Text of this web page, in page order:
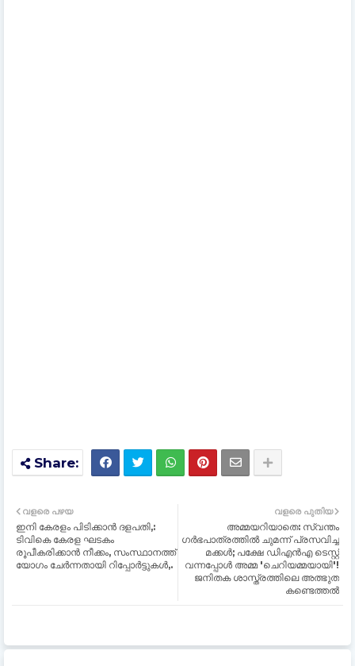
വളരെ പുതിയ
അമ്മയറിയാതെ: സ്വന്തം
ഗര്‍ഭപാത്രത്തില്‍ ചുമന്ന് പ്രസവിച്ച
മക്കള്‍; പക്ഷേ ഡിഎൻഎ ടെസ്റ്റ്
വന്നപ്പോള്‍ അമ്മ 'ചെറിയമ്മയായി'!
ജനിതക ശാസ്ത്രത്തിലെ അത്ഭുത
കണ്ടെത്തൽ
വളരെ പഴയ
ഇനി കേരളം പിടിക്കാൻ ദളപതി,:
ടിവികെ കേരള ഘടകം
രൂപീകരിക്കാൻ നീക്കം, സംസ്ഥാനത്ത്
യോഗം ചേര്‍ന്നതായി റിപ്പോര്‍ട്ടുകള്‍,.